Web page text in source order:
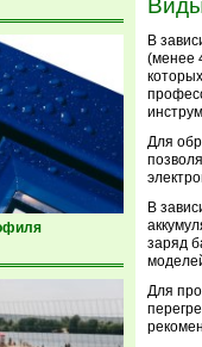
В
(менее
Для
В
заряд
Для